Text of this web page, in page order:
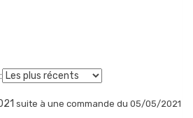
la nouvelle cartouche.
pod.
avant de commencer à vaper, pour
de eliquide.
suite à une commande du 05/05/2021